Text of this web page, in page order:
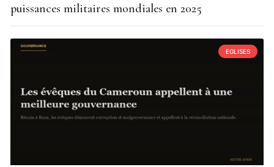
puissances militaires mondiales en 2025
EGLISES